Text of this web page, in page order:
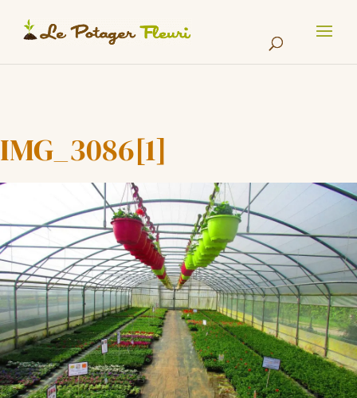
IMG_3086[1]